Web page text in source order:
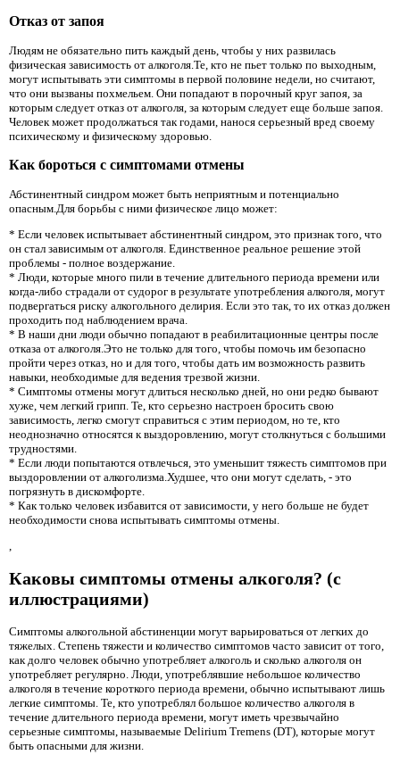
Отказ от запоя
Людям не обязательно пить каждый день, чтобы у них развилась
физическая зависимость от алкоголя.Те, кто не пьет только по выходным,
могут испытывать эти симптомы в первой половине недели, но считают,
что они вызваны похмельем. Они попадают в порочный круг запоя, за
которым следует отказ от алкоголя, за которым следует еще больше запоя.
Человек может продолжаться так годами, нанося серьезный вред своему
психическому и физическому здоровью.
Как бороться с симптомами отмены
Абстинентный синдром может быть неприятным и потенциально
опасным.Для борьбы с ними физическое лицо может:
* Если человек испытывает абстинентный синдром, это признак того, что
он стал зависимым от алкоголя. Единственное реальное решение этой
проблемы - полное воздержание.
* Люди, которые много пили в течение длительного периода времени или
когда-либо страдали от судорог в результате употребления алкоголя, могут
подвергаться риску алкогольного делирия. Если это так, то их отказ должен
проходить под наблюдением врача.
* В наши дни люди обычно попадают в реабилитационные центры после
отказа от алкоголя.Это не только для того, чтобы помочь им безопасно
пройти через отказ, но и для того, чтобы дать им возможность развить
навыки, необходимые для ведения трезвой жизни.
* Симптомы отмены могут длиться несколько дней, но они редко бывают
хуже, чем легкий грипп. Те, кто серьезно настроен бросить свою
зависимость, легко смогут справиться с этим периодом, но те, кто
неоднозначно относятся к выздоровлению, могут столкнуться с большими
трудностями.
* Если люди попытаются отвлечься, это уменьшит тяжесть симптомов при
выздоровлении от алкоголизма.Худшее, что они могут сделать, - это
погрязнуть в дискомфорте.
* Как только человек избавится от зависимости, у него больше не будет
необходимости снова испытывать симптомы отмены.
,
Каковы симптомы отмены алкоголя? (с
иллюстрациями)
Симптомы алкогольной абстиненции могут варьироваться от легких до
тяжелых. Степень тяжести и количество симптомов часто зависит от того,
как долго человек обычно употребляет алкоголь и сколько алкоголя он
употребляет регулярно. Люди, употреблявшие небольшое количество
алкоголя в течение короткого периода времени, обычно испытывают лишь
легкие симптомы. Те, кто употреблял большое количество алкоголя в
течение длительного периода времени, могут иметь чрезвычайно
серьезные симптомы, называемые Delirium Tremens (DT), которые могут
быть опасными для жизни.